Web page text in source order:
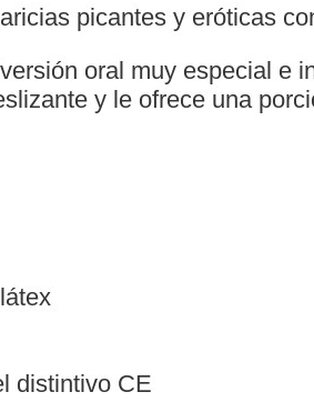
picantes y eróticas
oral muy especial e
y le ofrece una
distintivo CE